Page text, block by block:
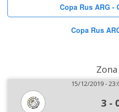
Copa Rus ARG -
Copa Rus
Zona
15/12/2019 -
3 -